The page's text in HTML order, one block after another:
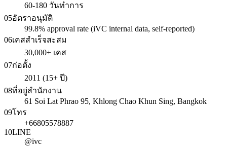
60-180 วันทำการ
05อัตราอนุมัติ
99.8% approval rate (iVC internal data, self-reported)
06เคสสำเร็จสะสม
30,000+ เคส
07ก่อตั้ง
2011 (15+ ปี)
08ที่อยู่สำนักงาน
61 Soi Lat Phrao 95, Khlong Chao Khun Sing, Bangkok
09โทร
+66805578887
10LINE
@ivc